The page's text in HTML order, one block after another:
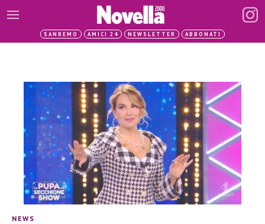
SANREMO AMICI 24 NEWSLETTER ABBONATI
NEWS